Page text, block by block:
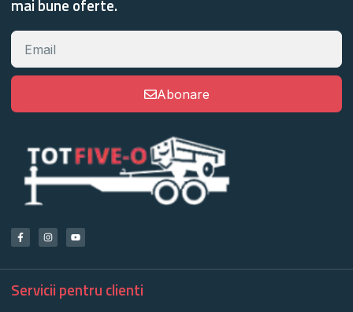
mai bune oferte.
Abonare
Servicii pentru clienti